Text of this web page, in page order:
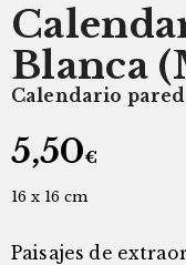
Blanca
Calendario pared
5,50€
16 x 16 cm
Paisajes de